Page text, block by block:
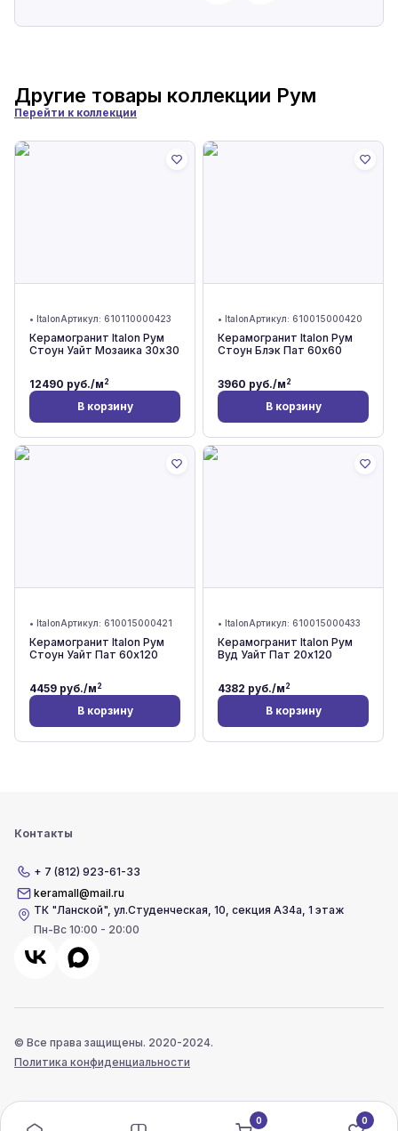
Другие товары коллекции Рум
Перейти к коллекции
• ItalonАртикул: 610110000423
Керамогранит Italon Рум
Стоун Уайт Мозаика 30x30
12490 руб./м2
В корзину
• ItalonАртикул: 610015000420
Керамогранит Italon Рум
Стоун Блэк Пат 60x60
3960 руб./м2
В корзину
• ItalonАртикул: 610015000421
Керамогранит Italon Рум
Стоун Уайт Пат 60x120
4459 руб./м2
В корзину
• ItalonАртикул: 610015000433
Керамогранит Italon Рум
Вуд Уайт Пат 20x120
4382 руб./м2
В корзину
Контакты
+ 7 (812) 923-61-33
keramall@mail.ru
ТК "Ланской",ул.Студенческая, 10, секция А34а, 1 этаж
Пн-Вс 10:00 - 20:00
© Все права защищены. 2020-2024.
Политика конфиденциальности
0 0